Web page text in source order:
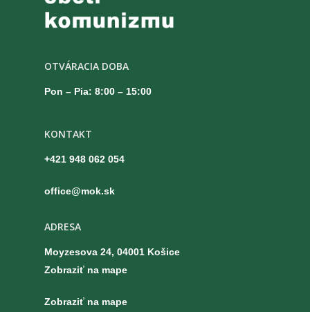
OTVÁRACIA DOBA
Pon – Pia: 8:00 – 15:00
KONTAKT
+421 948 062 054
office@mok.sk
ADRESA
Moyzesova 24, 04001 Košice
Zobraziť na mape
Zobraziť na mape